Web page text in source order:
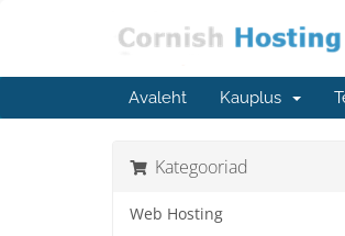
Avaleht Kauplus
Kategooriad
Web Hosting